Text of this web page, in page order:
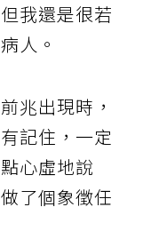
我還是很若
人。
兆出現時，
記住，一定
心虛地說
了個象徵任